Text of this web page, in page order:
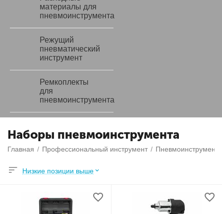
материалы для
пневмоинструмента
Режущий
пневматический
инструмент
Ремкоплекты
для
пневмоинструмента
Наборы пневмоинструмента
Главная / Профессиональный инструмент / Пневмоинструмент
Низкие позиции выше